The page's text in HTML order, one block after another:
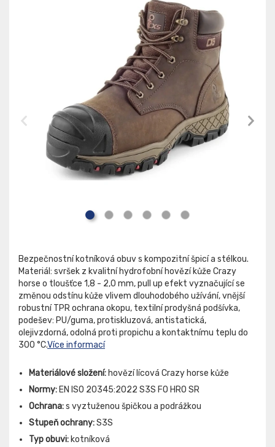
Bezpečnostní kotníková obuv s kompozitní špicí a stélkou.
Materiál: svršek z kvalitní hydrofobní hovězí kůže Crazy
horse o tloušťce 1,8 - 2,0 mm, pull up efekt vyznačující se
změnou odstínu kůže vlivem dlouhodobého užívání, vnější
robustní TPR ochrana okopu, textilní prodyšná podšívka,
podešev: PU/guma, protiskluzová, antistatická,
olejivzdorná, odolná proti propichu a kontaktnímu teplu do
300 °C.Více informací
Materiálové složení: hovězí lícová Crazy horse kůže
Normy: EN ISO 20345:2022 S3S FO HRO SR
Ochrana:s vyztuženou špičkou a podrážkou
Stupeň ochrany:S3S
Typ obuvi: kotníková